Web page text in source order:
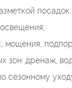
посадок;
мощения,
зон: дренаж,
сезонному